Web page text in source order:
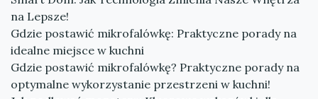
na Lepsze!
Gdzie postawić mikrofalówkę: Praktyczne porady na
idealne miejsce w kuchni
Gdzie postawić mikrofalówkę? Praktyczne porady na
optymalne wykorzystanie przestrzeni w kuchni!